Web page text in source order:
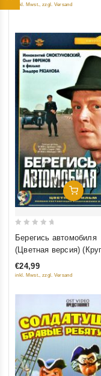
inkl. Mwst., zzgl. Versand
out
5
Берегись автомобиля
(Цветная версия)
план) (2 DVD)
€24,99
inkl. Mwst., zzgl. Versand